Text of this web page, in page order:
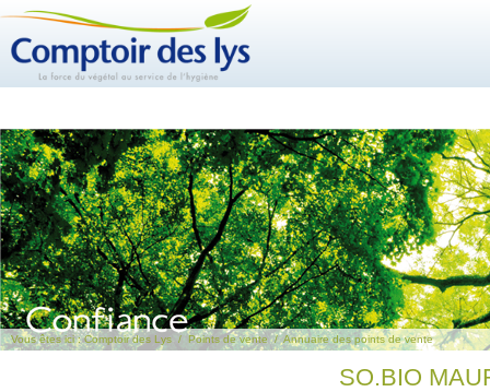
Vous êtes ici : Comptoir des Lys /Points de vente /Annuaire des points de vente
SO.BIO